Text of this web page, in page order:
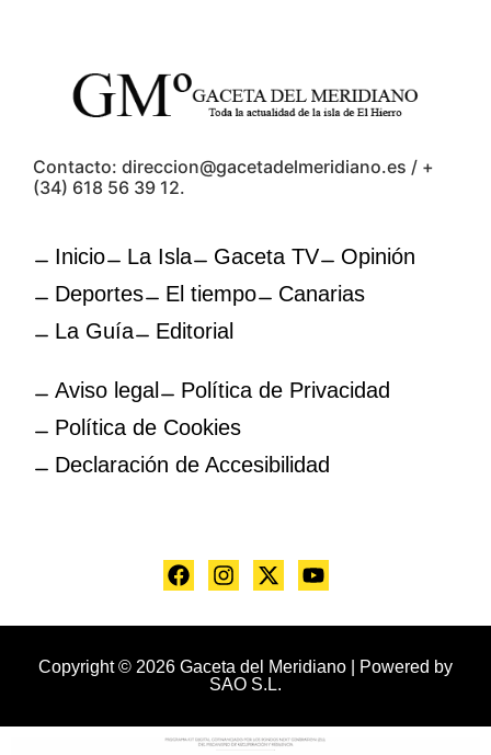
Contacto: direccion@gacetadelmeridiano.es / +
(34) 618 56 39 12.
Inicio La Isla Gaceta TV
Opinión
Deportes
El tiempo
Canarias
La Guía
Editorial
Aviso legal
Política de Privacidad
Política de Cookies
Declaración de Accesibilidad
Copyright © 2026 Gaceta del Meridiano | Powered by
SAO S.L.